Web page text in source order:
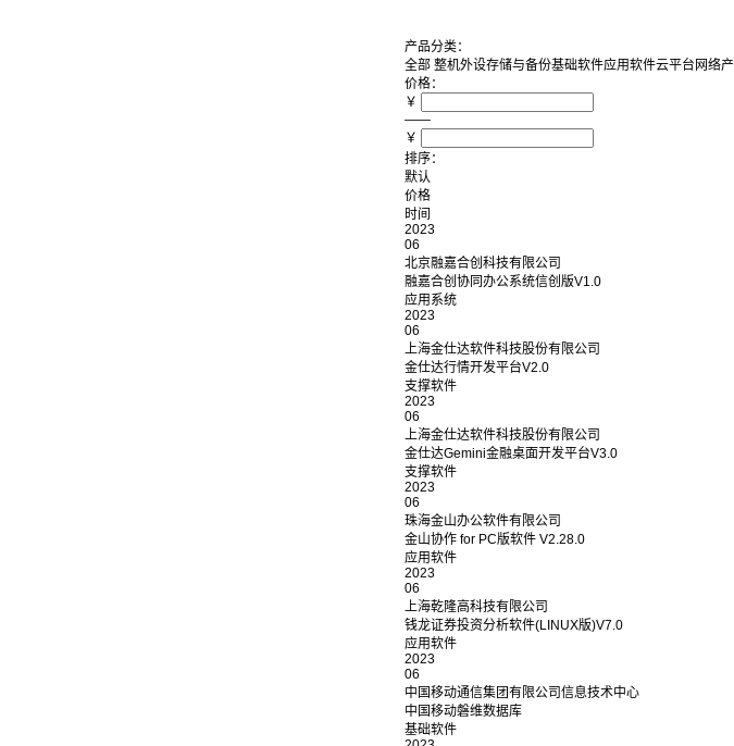
产品分类：
全部 整机外设存储与备份基础软件应用软件云平台 网络
价格：
￥
——
￥
排序：
默认
价格
时间
2023
06
北京融嘉合创科技有限公司
融嘉合创协同办公系统信创版V1.0
应用系统
2023
06
上海金仕达软件科技股份有限公司
金仕达行情开发平台V2.0
支撑软件
2023
06
上海金仕达软件科技股份有限公司
金仕达Gemini金融桌面开发平台V3.0
支撑软件
2023
06
珠海金山办公软件有限公司
金山协作 for PC版软件 V2.28.0
应用软件
2023
06
上海乾隆高科技有限公司
钱龙证券投资分析软件(LINUX版)V7.0
应用软件
2023
06
中国移动通信集团有限公司信息技术中心
中国移动磐维数据库
基础软件